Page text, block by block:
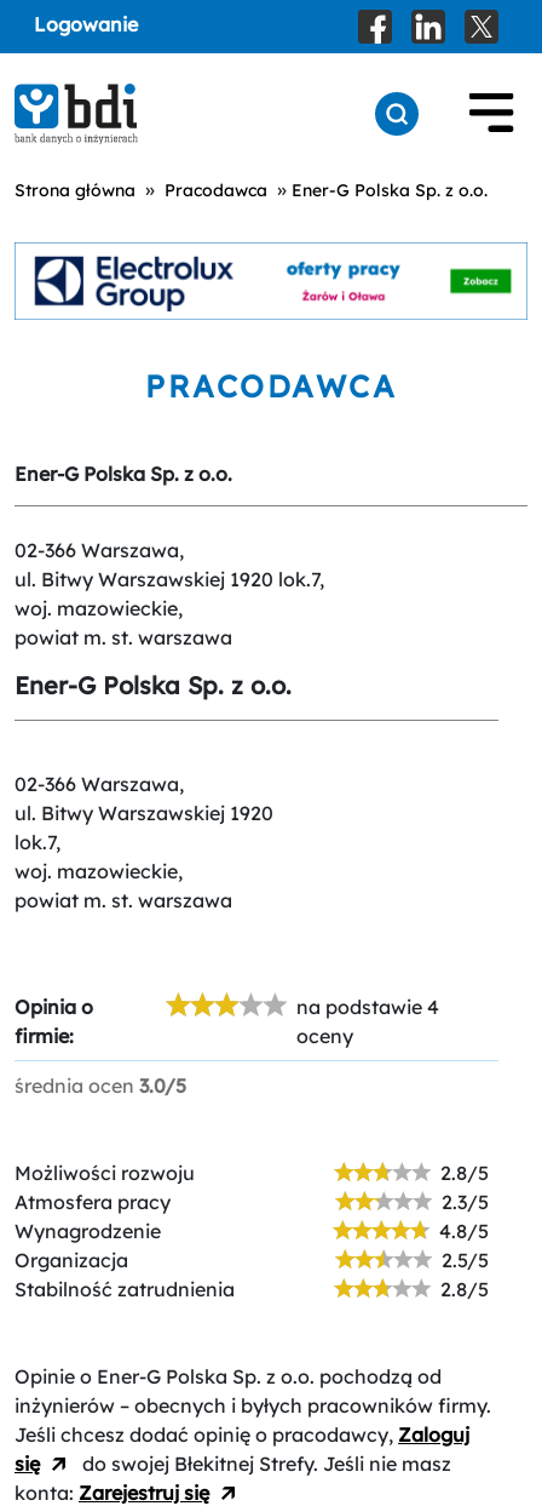
Logowanie
Strona główna » Pracodawca » Ener-G Polska Sp. z o.o.
PRACODAWCA
Ener-G Polska Sp. z o.o.
02-366 Warszawa,
ul. Bitwy Warszawskiej 1920 lok.7,
woj. mazowieckie,
powiat m. st. warszawa
Ener-G Polska Sp. z o.o.
02-366 Warszawa,
ul. Bitwy Warszawskiej 1920
lok.7,
woj. mazowieckie,
powiat m. st. warszawa
Opinia o
firmie:
na podstawie 4
oceny
średnia ocen 3.0/5
Możliwości rozwoju
2.8/5
Atmosfera pracy
2.3/5
Wynagrodzenie
4.8/5
Organizacja
2.5/5
Stabilność zatrudnienia
2.8/5
Opinie o Ener-G Polska Sp. z o.o. pochodzą od
inżynierów – obecnych i byłych pracowników firmy.
Jeśli chcesz dodać opinię o pracodawcy, Zaloguj
się
do swojej Błekitnej Strefy. Jeśli nie masz
konta: Zarejestruj się